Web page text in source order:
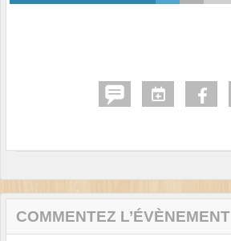
COMMENTEZ L’ÉVÈNEMENT